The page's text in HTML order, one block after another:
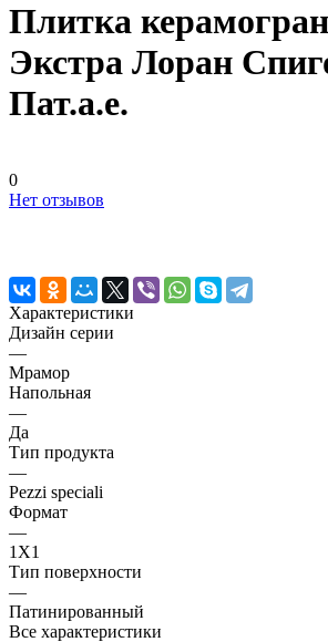
Плитка
Экстра Лоран
Пат.а.е.
0
Нет отзывов
Характеристики
Дизайн серии
—
Мрамор
Напольная
—
Да
Тип продукта
—
Pezzi speciali
Формат
—
1X1
Тип поверхности
—
Патинированный
Все характеристики